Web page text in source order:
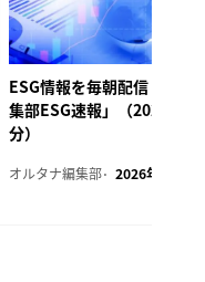
ESG情報を毎朝配信「オル
集部ESG速報」（2026年8
分）
オルタナ編集部 2026年8月7日